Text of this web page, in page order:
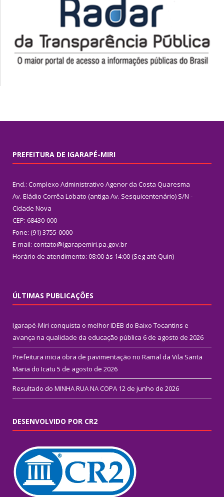
PREFEITURA DE IGARAPÉ-MIRI
End.: Complexo Administrativo Agenor da Costa Quaresma
Av. Eládio Corrêa Lobato (antiga Av. Sesquicentenário) S/N -
Cidade Nova
CEP: 68430-000
Fone: (91) 3755-0000
E-mail: contato@igarapemiri.pa.gov.br
Horário de atendimento: 08:00 às 14:00 (Seg até Quin)
ÚLTIMAS PUBLICAÇÕES
Igarapé-Miri conquista o melhor IDEB do Baixo Tocantins e
avança na qualidade da educação pública 6 de agosto de 2026
Prefeitura inicia obra de pavimentação no Ramal da Vila Santa
Maria do Icatu 5 de agosto de 2026
Resultado do MINHA RUA NA COPA 12 de junho de 2026
DESENVOLVIDO POR CR2